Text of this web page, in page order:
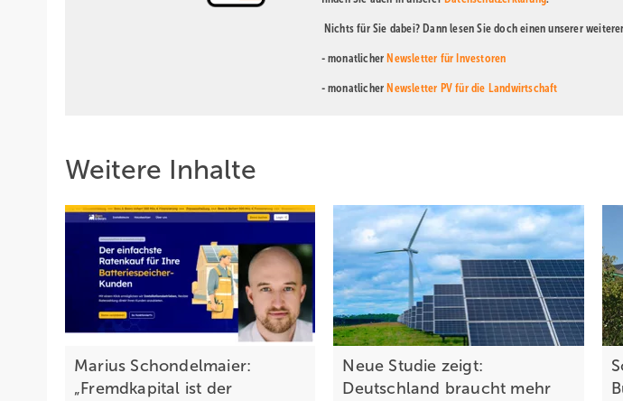
Nichts für Sie dabei? Dann lesen Sie doch einen unserer
- monatlicher Newsletter für Investoren
- monatlicher Newsletter PV für die Landwirtschaft
Weitere Inhalte
Marius Schondelmaier:
„Fremdkapital ist der
Neue Studie zeigt:
Deutschland braucht mehr